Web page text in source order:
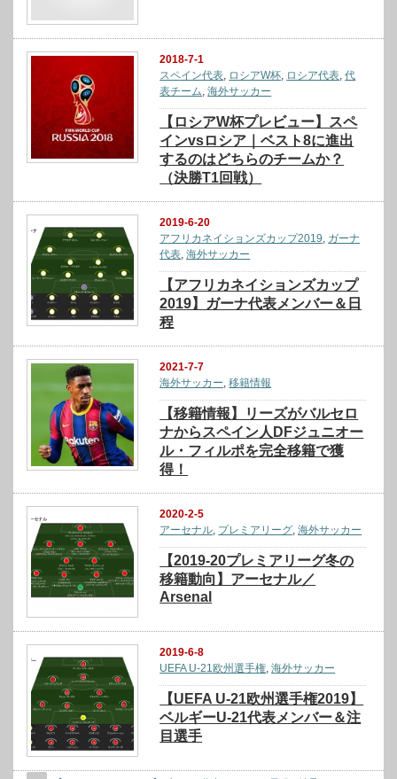
2018-7-1
スペイン代表, ロシアW杯, ロシア代表,代
表チーム,海外サッカー
【ロシアW杯プレビュー】スペ
インvsロシア｜ベスト8に進出
するのはどちらのチームか？
（決勝T1回戦）
2019-6-20
アフリカネイションズカップ2019, ガーナ
代表,海外サッカー
【アフリカネイションズカップ
2019】ガーナ代表メンバー＆日
程
2021-7-7
海外サッカー,移籍情報
【移籍情報】リーズがバルセロ
ナからスペイン人DFジュニオー
ル・フィルポを完全移籍で獲
得！
2020-2-5
アーセナル, プレミアリーグ,海外サッカー
【2019-20プレミアリーグ冬の
移籍動向】アーセナル／
Arsenal
2019-6-8
UEFA U-21欧州選手権,海外サッカー
【UEFA U-21欧州選手権2019】
ベルギーU-21代表メンバー＆注
目選手